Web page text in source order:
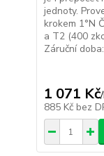
jednoty.
krokem 1°N
a T2 (400
Záruční
1 071 Kč/
885 Kč bez